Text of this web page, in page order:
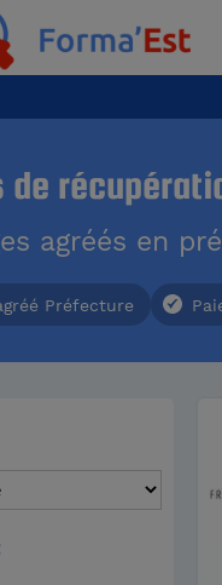
de
agréés en
Préfecture